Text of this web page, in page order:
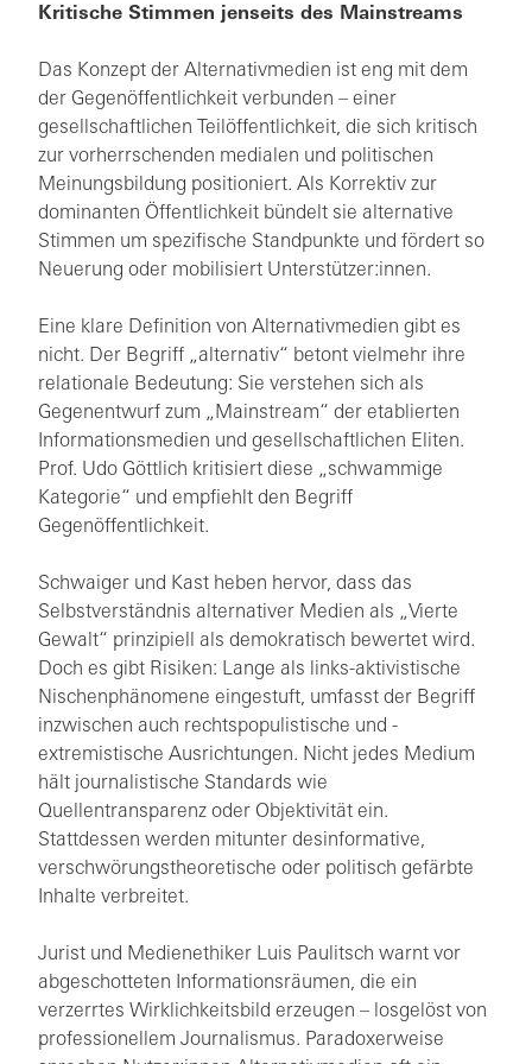
Kritische Stimmen jenseits des Mainstreams
Das Konzept der Alternativmedien ist eng mit dem
der Gegenöffentlichkeit verbunden – einer
gesellschaftlichen Teilöffentlichkeit, die sich kritisch
zur vorherrschenden medialen und politischen
Meinungsbildung positioniert. Als Korrektiv zur
dominanten Öffentlichkeit bündelt sie alternative
Stimmen um spezifische Standpunkte und fördert so
Neuerung oder mobilisiert Unterstützer:innen.
Eine klare Definition von Alternativmedien gibt es
nicht. Der Begriff „alternativ“ betont vielmehr ihre
relationale Bedeutung: Sie verstehen sich als
Gegenentwurf zum „Mainstream“ der etablierten
Informationsmedien und gesellschaftlichen Eliten.
Prof. Udo Göttlich kritisiert diese „schwammige
Kategorie“ und empfiehlt den Begriff
Gegenöffentlichkeit.
Schwaiger und Kast heben hervor, dass das
Selbstverständnis alternativer Medien als „Vierte
Gewalt“ prinzipiell als demokratisch bewertet wird.
Doch es gibt Risiken: Lange als links-aktivistische
Nischenphänomene eingestuft, umfasst der Begriff
inzwischen auch rechtspopulistische und -
extremistische Ausrichtungen. Nicht jedes Medium
hält journalistische Standards wie
Quellentransparenz oder Objektivität ein.
Stattdessen werden mitunter desinformative,
verschwörungstheoretische oder politisch gefärbte
Inhalte verbreitet.
Jurist und Medienethiker Luis Paulitsch warnt vor
abgeschotteten Informationsräumen, die ein
verzerrtes Wirklichkeitsbild erzeugen – losgelöst von
professionellem Journalismus. Paradoxerweise